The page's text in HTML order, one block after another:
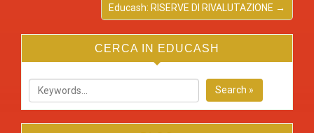
Educash: RISERVE DI RIVALUTAZIONE →
CERCA IN EDUCASH
Search »